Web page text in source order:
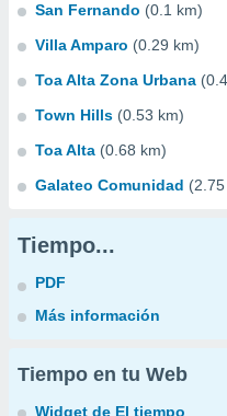
San Fernando (0.1 km)
Villa Amparo (0.29 km)
Toa Alta Zona Urbana
Town Hills (0.53 km)
Toa Alta (0.68 km)
Galateo Comunidad
Tiempo...
PDF
Más información
Tiempo en tu Web
Widget de El tiempo